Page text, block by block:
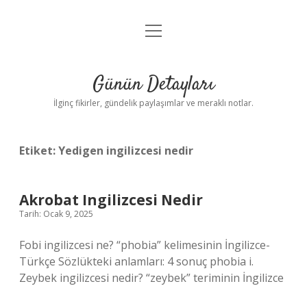
Gizlilik Politikası
Yasal Uyarı
menüyü
Günün Detayları
İlginç fikirler, gündelik paylaşımlar ve meraklı notlar.
Etiket:Yedigen ingilizcesi nedir
Akrobat Ingilizcesi Nedir
Tarih: Ocak 9, 2025
Fobi ingilizcesi ne? “phobia” kelimesinin İngilizce-
Türkçe Sözlükteki anlamları: 4 sonuç phobia i.
Zeybek ingilizcesi nedir? “zeybek” teriminin İngilizce